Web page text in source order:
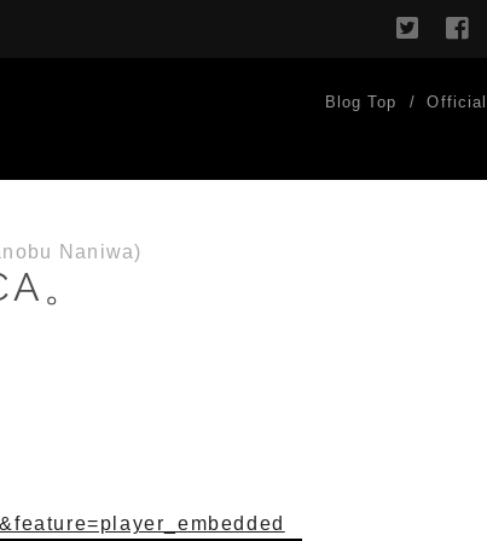
Blog Top
Naniwa)
。